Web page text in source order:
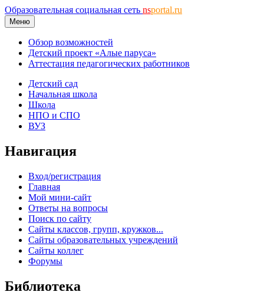
Образовательная социальная сеть nsportal.ru
Меню
Обзор возможностей
Детский проект «Алые паруса»
Аттестация педагогических работников
Детский сад
Начальная школа
Школа
НПО и СПО
ВУЗ
Навигация
Вход/регистрация
Главная
Мой мини-сайт
Ответы на вопросы
Поиск по сайту
Сайты классов, групп, кружков...
Сайты образовательных учреждений
Сайты коллег
Форумы
Библиотека